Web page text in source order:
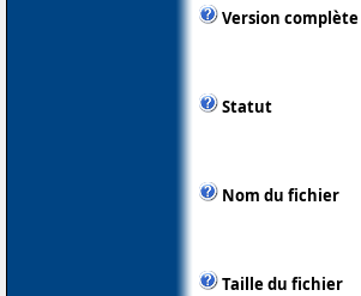
Version complète
Statut
Nom du fichier
Taille du fichier